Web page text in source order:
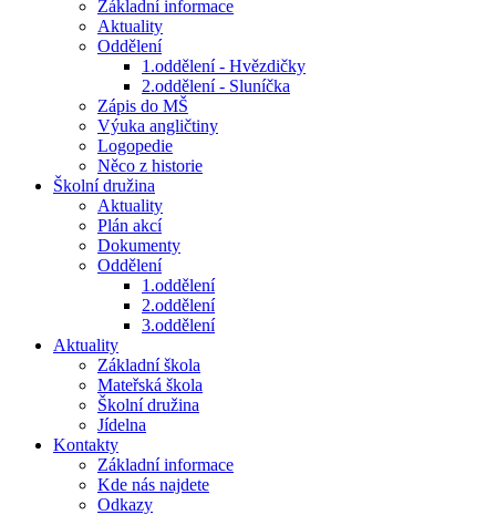
Základní informace
Aktuality
Oddělení
1.oddělení - Hvězdičky
2.oddělení - Sluníčka
Zápis do MŠ
Výuka angličtiny
Logopedie
Něco z historie
Školní družina
Aktuality
Plán akcí
Dokumenty
Oddělení
1.oddělení
2.oddělení
3.oddělení
Aktuality
Základní škola
Mateřská škola
Školní družina
Jídelna
Kontakty
Základní informace
Kde nás najdete
Odkazy